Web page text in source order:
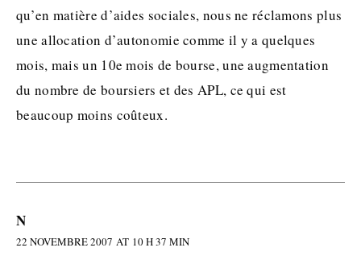
qu’en matière d’aides sociales, nous ne réclamons plus
une allocation d’autonomie comme il y a quelques
mois, mais un 10e mois de bourse, une augmentation
du nombre de boursiers et des APL, ce qui est
beaucoup moins coûteux.
N
22 NOVEMBRE 2007 AT 10 H 37 MIN